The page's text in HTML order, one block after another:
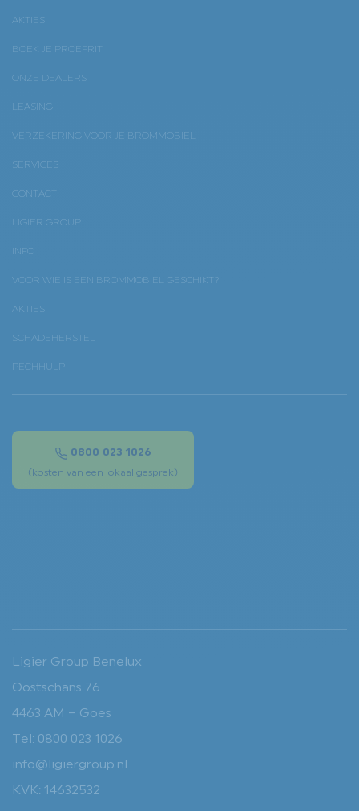
AKTIES
BOEK JE PROEFRIT
ONZE DEALERS
LEASING
VERZEKERING VOOR JE BROMMOBIEL
SERVICES
CONTACT
LIGIER GROUP
INFO
VOOR WIE IS EEN BROMMOBIEL GESCHIKT?
AKTIES
SCHADEHERSTEL
PECHHULP
0800 023 1026
(kosten van een lokaal gesprek)
Ligier Group Benelux
Oostschans 76
4463 AM – Goes
Tel: 0800 023 1026
info@ligiergroup.nl
KVK: 14632532